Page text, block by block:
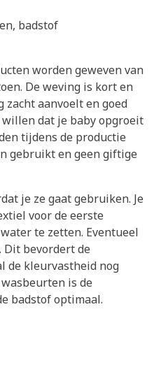
badstof
worden geweven van
De weving is kort en
zacht aanvoelt en goed
dat je baby opgroeit
tijdens de productie
gebruikt en geen giftige
je ze gaat gebruiken. Je
voor de eerste
te zetten. Eventueel
Dit bevordert de
de kleurvastheid nog
is de
badstof optimaal.